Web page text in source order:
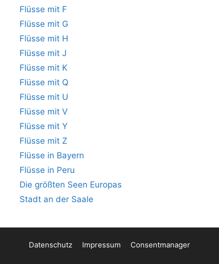
Flüsse mit F
Flüsse mit G
Flüsse mit H
Flüsse mit J
Flüsse mit K
Flüsse mit Q
Flüsse mit U
Flüsse mit V
Flüsse mit Y
Flüsse mit Z
Flüsse in Bayern
Flüsse in Peru
Die größten Seen Europas
Stadt an der Saale
Datenschutz Impressum Consentmanager